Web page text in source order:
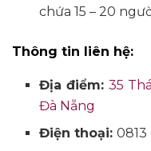
chứa 15 – 20
Thông tin liên hệ:
Địa điểm: 35
Đà Nẵng
Điện thoại:0813